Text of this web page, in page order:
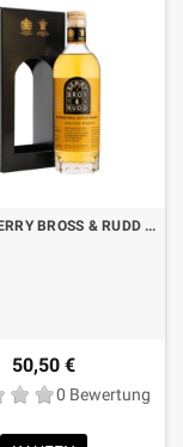
WHISKY BERRY BROSS & RUDD SPEYSIDE BLENDED MALT CL.70 MIT KOFFER
50,50 €
0 Bewertung